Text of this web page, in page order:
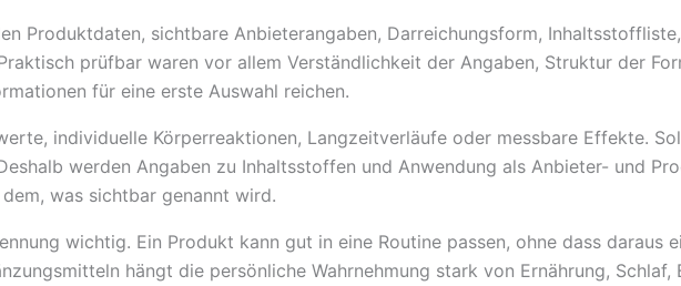
Produktdaten, sichtbare Anbieterangaben, Darreichungsform,
prüfbar waren vor allem Verständlichkeit der Angaben, Struktur der
für eine erste Auswahl reichen.
individuelle Körperreaktionen, Langzeitverläufe oder messbare Effekte.
werden Angaben zu Inhaltsstoffen und Anwendung als Anbieter- und
was sichtbar genannt wird.
wichtig. Ein Produkt kann gut in eine Routine passen, ohne dass daraus
hängt die persönliche Wahrnehmung stark von Ernährung,